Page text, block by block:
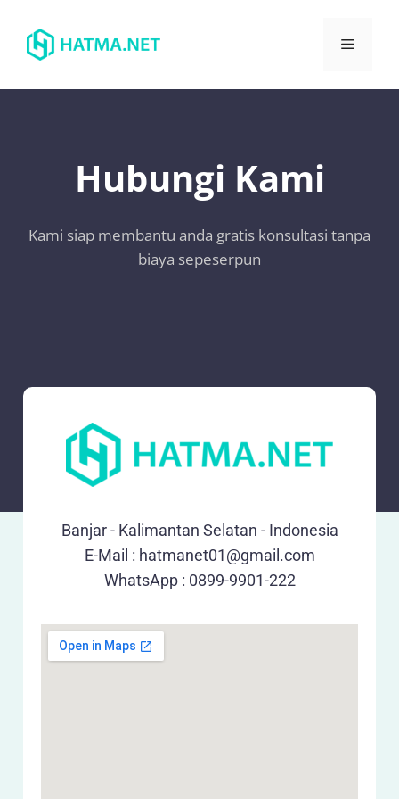
Hubungi Kami
Kami siap membantu anda gratis konsultasi tanpa
biaya sepeserpun
Banjar - Kalimantan Selatan - Indonesia
E-Mail : hatmanet01@gmail.com
WhatsApp : 0899-9901-222